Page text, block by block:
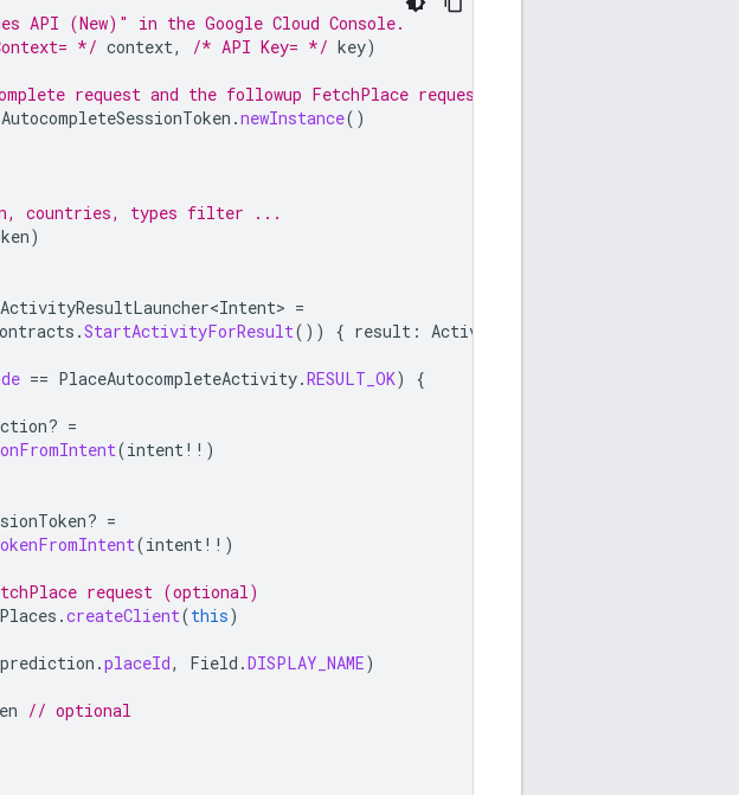
API (New)" in the Google Cloud Console.
*/ context, /* API Key= */ key)
request and the followup FetchPlace request.
AutocompleteSessionToken .newInstance()
countries, types filter ...
)
ActivityResultLauncher<Intent> =
.StartActivityForResult()) { result : ActivityResult
== PlaceAutocompleteActivity.RESULT_OK)
{
=
(intent!! )
=
(intent!! )
request (optional)
Places .createClient(this)
prediction .placeId, Field .DISPLAY_NAME)
// optional